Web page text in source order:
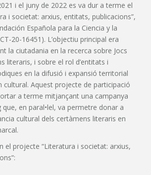
i el juny de 2022 es va dur a terme el
i societat: arxius, entitats, publicacions”,
Española para la Ciencia y la
20-16451). L’objectiu principal era
la ciutadania en la recerca sobre Jocs
literaris, i sobre el rol d’entitats i
en la difusió i expansió territorial
cultural. Aquest projecte de participació
a terme mitjançant una campanya
en paral•lel, va permetre donar a
cultural dels certàmens literaris en
el projecte “Literatura i societat: arxius,